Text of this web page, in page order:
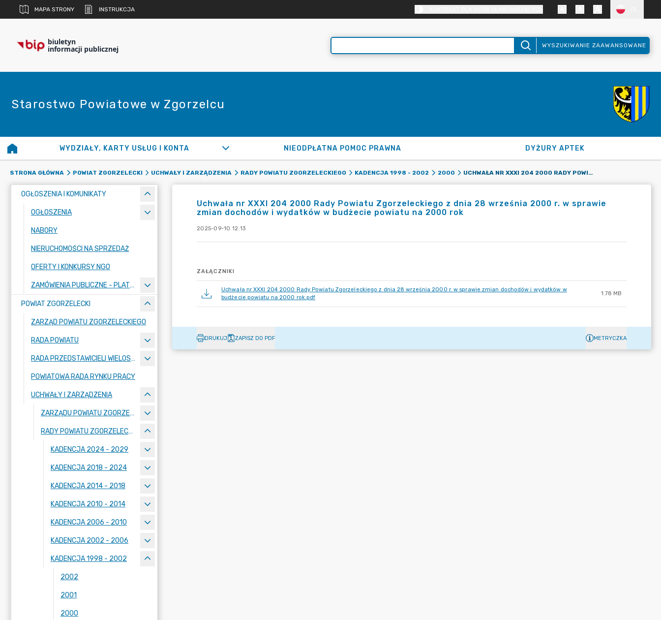
MAPA STRONY INSTRUKCJA
biuletyn
informacji publicznej WYSZUKIWANIE ZAAWANSOWANE
Starostwo Powiatowe w Zgorzelcu
WYDZIAŁY, KARTY USŁUG I KONTA NIEODPŁATNA POMOC PRAWNA DYŻURY APTEK
STRONA GŁÓWNA POWIAT ZGORZELECKI UCHWAŁY I ZARZĄDZENIA RADY POWIATU ZGORZELECKIEGO KADENCJA 1998 - 2002 2000 UCHWAŁA NR XXXI 204 2000 RADY POWIATU ZGORZELECKIEGO Z DNIA 28 WRZEŚNIA 2000 R. W SPRAWIE ZMIAN DOCHODÓW I WYDATKÓW W BUDŻECIE POWIATU NA 2000 ROK
OGŁOSZENIA I KOMUNIKATY
OGŁOSZENIA
NABORY
NIERUCHOMOŚCI NA SPRZEDAŻ
OFERTY I KONKURSY NGO
ZAMÓWIENIA PUBLICZNE - PLATFORMA ZAKUPOWA
POWIAT ZGORZELECKI
ZARZĄD POWIATU ZGORZELECKIEGO
RADA POWIATU
RADA PRZEDSTAWICIELI WIELOSPECJALISTYCZNEGO ZESPOŁU OPIEKI ZDROWOTNEJ "BOLESŁAWIEC-ZGORZELEC" SAMODZIELNEGO PUBLICZNEGO ZAKŁADU OPIEKI ZDROWOTNEJ
POWIATOWA RADA RYNKU PRACY
UCHWAŁY I ZARZĄDZENIA
ZARZĄDU POWIATU ZGORZELECKIEGO
RADY POWIATU ZGORZELECKIEGO
KADENCJA 2024 - 2029
KADENCJA 2018 - 2024
KADENCJA 2014 - 2018
KADENCJA 2010 - 2014
KADENCJA 2006 - 2010
KADENCJA 2002 - 2006
KADENCJA 1998 - 2002
2002
2001
2000
Uchwała nr XXXI 204 2000 Rady Powiatu Zgorzeleckiego z dnia 28 września 2000 r. w sprawie
zmian dochodów i wydatków w budżecie powiatu na 2000 rok
2025-09-10 12:13
ZAŁĄCZNIKI
Uchwała nr XXXI 204 2000 Rady Powiatu Zgorzeleckiego z dnia 28 września 2000 r. w sprawie zmian dochodów i wydatków w
budżecie powiatu na 2000 rok.pdf
1.78 MB
DRUKUJ ZAPISZ DO PDF METRYCZKA